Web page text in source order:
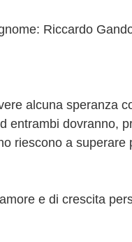
Riccardo
alcuna speranza
entrambi dovranno,
riescono a superare
e di crescita